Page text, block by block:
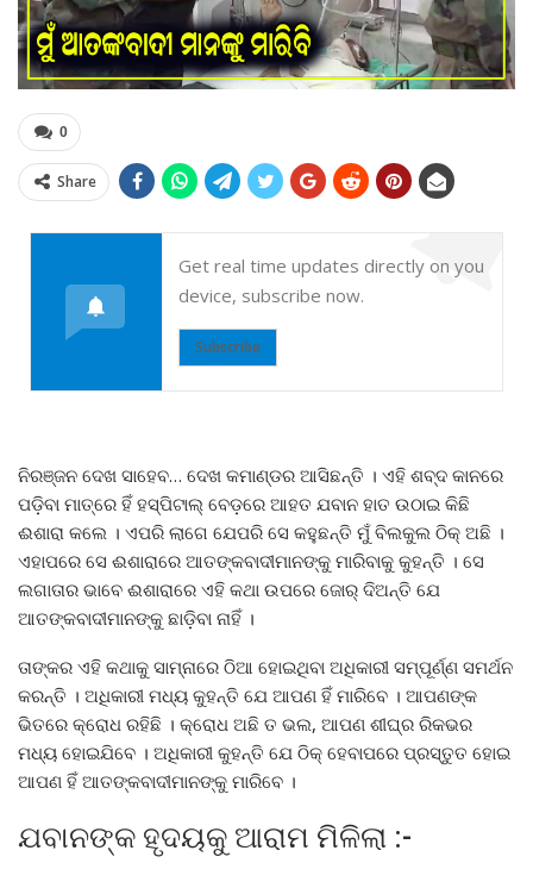
0
Share
Get real time updates directly on you
device, subscribe now.
Subscribe
ନିରଞ୍ଜନ ଦେଖ ସାହେବ… ଦେଖ କମାଣ୍ଡର ଆସିଛନ୍ତି । ଏହି ଶବ୍ଦ କାନରେ
ପଡ଼ିବା ମାତ୍ରେ ହିଁ ହସ୍ପିଟାଲ୍ ବେଡ଼ରେ ଆହତ ଯବାନ ହାତ ଉଠାଇ କିଛି
ଈଶାରା କଲେ । ଏପରି ଲାଗେ ଯେପରି ସେ କହୁଛନ୍ତି ମୁଁ ବିଲକୁଲ ଠିକ୍ ଅଛି ।
ଏହାପରେ ସେ ଈଶାରାରେ ଆତଙ୍କବାଦୀମାନଙ୍କୁ ମାରିବାକୁ କୁହନ୍ତି । ସେ
ଲଗାତାର ଭାବେ ଈଶାରାରେ ଏହି କଥା ଉପରେ ଜୋର୍ ଦିଅନ୍ତି ଯେ
ଆତଙ୍କବାଦୀମାନଙ୍କୁ ଛାଡ଼ିବା ନାହିଁ ।
ତାଙ୍କର ଏହି କଥାକୁ ସାମ୍ନାରେ ଠିଆ ହୋଇଥିବା ଅଧିକାରୀ ସମ୍ପୂର୍ଣ୍ଣ ସମର୍ଥନ
କରନ୍ତି । ଅଧିକାରୀ ମଧ୍ୟ କୁହନ୍ତି ଯେ ଆପଣ ହିଁ ମାରିବେ । ଆପଣଙ୍କ
ଭିତରେ କ୍ରୋଧ ରହିଛି । କ୍ରୋଧ ଅଛି ତ ଭଲ, ଆପଣ ଶୀଘ୍ର ରିକଭର
ମଧ୍ୟ ହୋଇଯିବେ । ଅଧିକାରୀ କୁହନ୍ତି ଯେ ଠିକ୍ ହେବାପରେ ପ୍ରସ୍ତୁତ ହୋଇ
ଆପଣ ହିଁ ଆତଙ୍କବାଦୀମାନଙ୍କୁ ମାରିବେ ।
ଯବାନଙ୍କ ହୃଦୟକୁ ଆରାମ ମିଳିଲା :-